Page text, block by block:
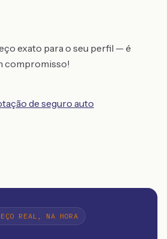
exato para o seu perfil — é
compromisso!
de seguro auto
REAL, NA HORA